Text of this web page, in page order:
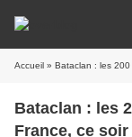
Accueil » Bataclan : les 200
Bataclan : les
France, ce